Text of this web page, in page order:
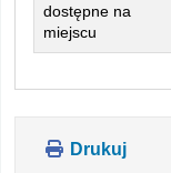
dostępne na
miejscu
Drukuj